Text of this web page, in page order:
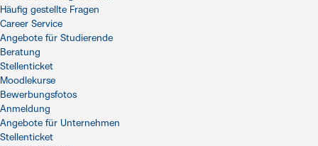
Häufig gestellte Fragen
Career Service
Angebote für Studierende
Beratung
Stellenticket
Moodlekurse
Bewerbungsfotos
Anmeldung
Angebote für Unternehmen
Stellenticket